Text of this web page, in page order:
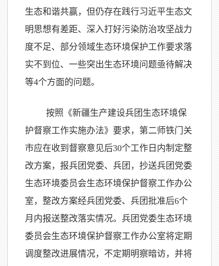
生态和谐共赢，但仍存在践行习近平生态文
明思想有差距、深入打好污染防治攻坚战力
度不足、部分领域生态环境保护工作要求落
实不到位、一些突出生态环境问题亟待解决
等4个方面的问题。
按照《新疆生产建设兵团生态环境保
护督察工作实施办法》要求，第二师铁门关
市应在收到督察意见后30个工作日内制定整
改方案，报兵团党委、兵团，抄送兵团党委
生态环境委员会生态环境保护督察工作办公
室，整改方案经兵团党委、兵团批准后6个
月内报送整改落实情况。兵团党委生态环境
委员会生态环境保护督察工作办公室将定期
调度整改进展情况，不定期明察暗访，并将